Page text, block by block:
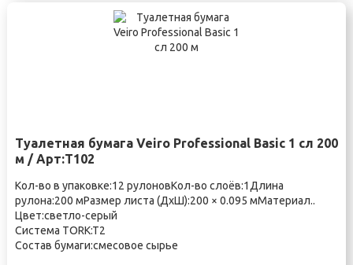
Туалетная бумага Veiro Professional Basic 1 сл 200
м / Арт:Т102
Кол-во в упаковке:12 рулоновКол-во слоёв:1Длина
рулона:200 мРазмер листа (ДхШ):200 × 0.095 мМатериал..
Цвет:светло-серый
Система TORK:T2
Состав бумаги:смесовое сырье